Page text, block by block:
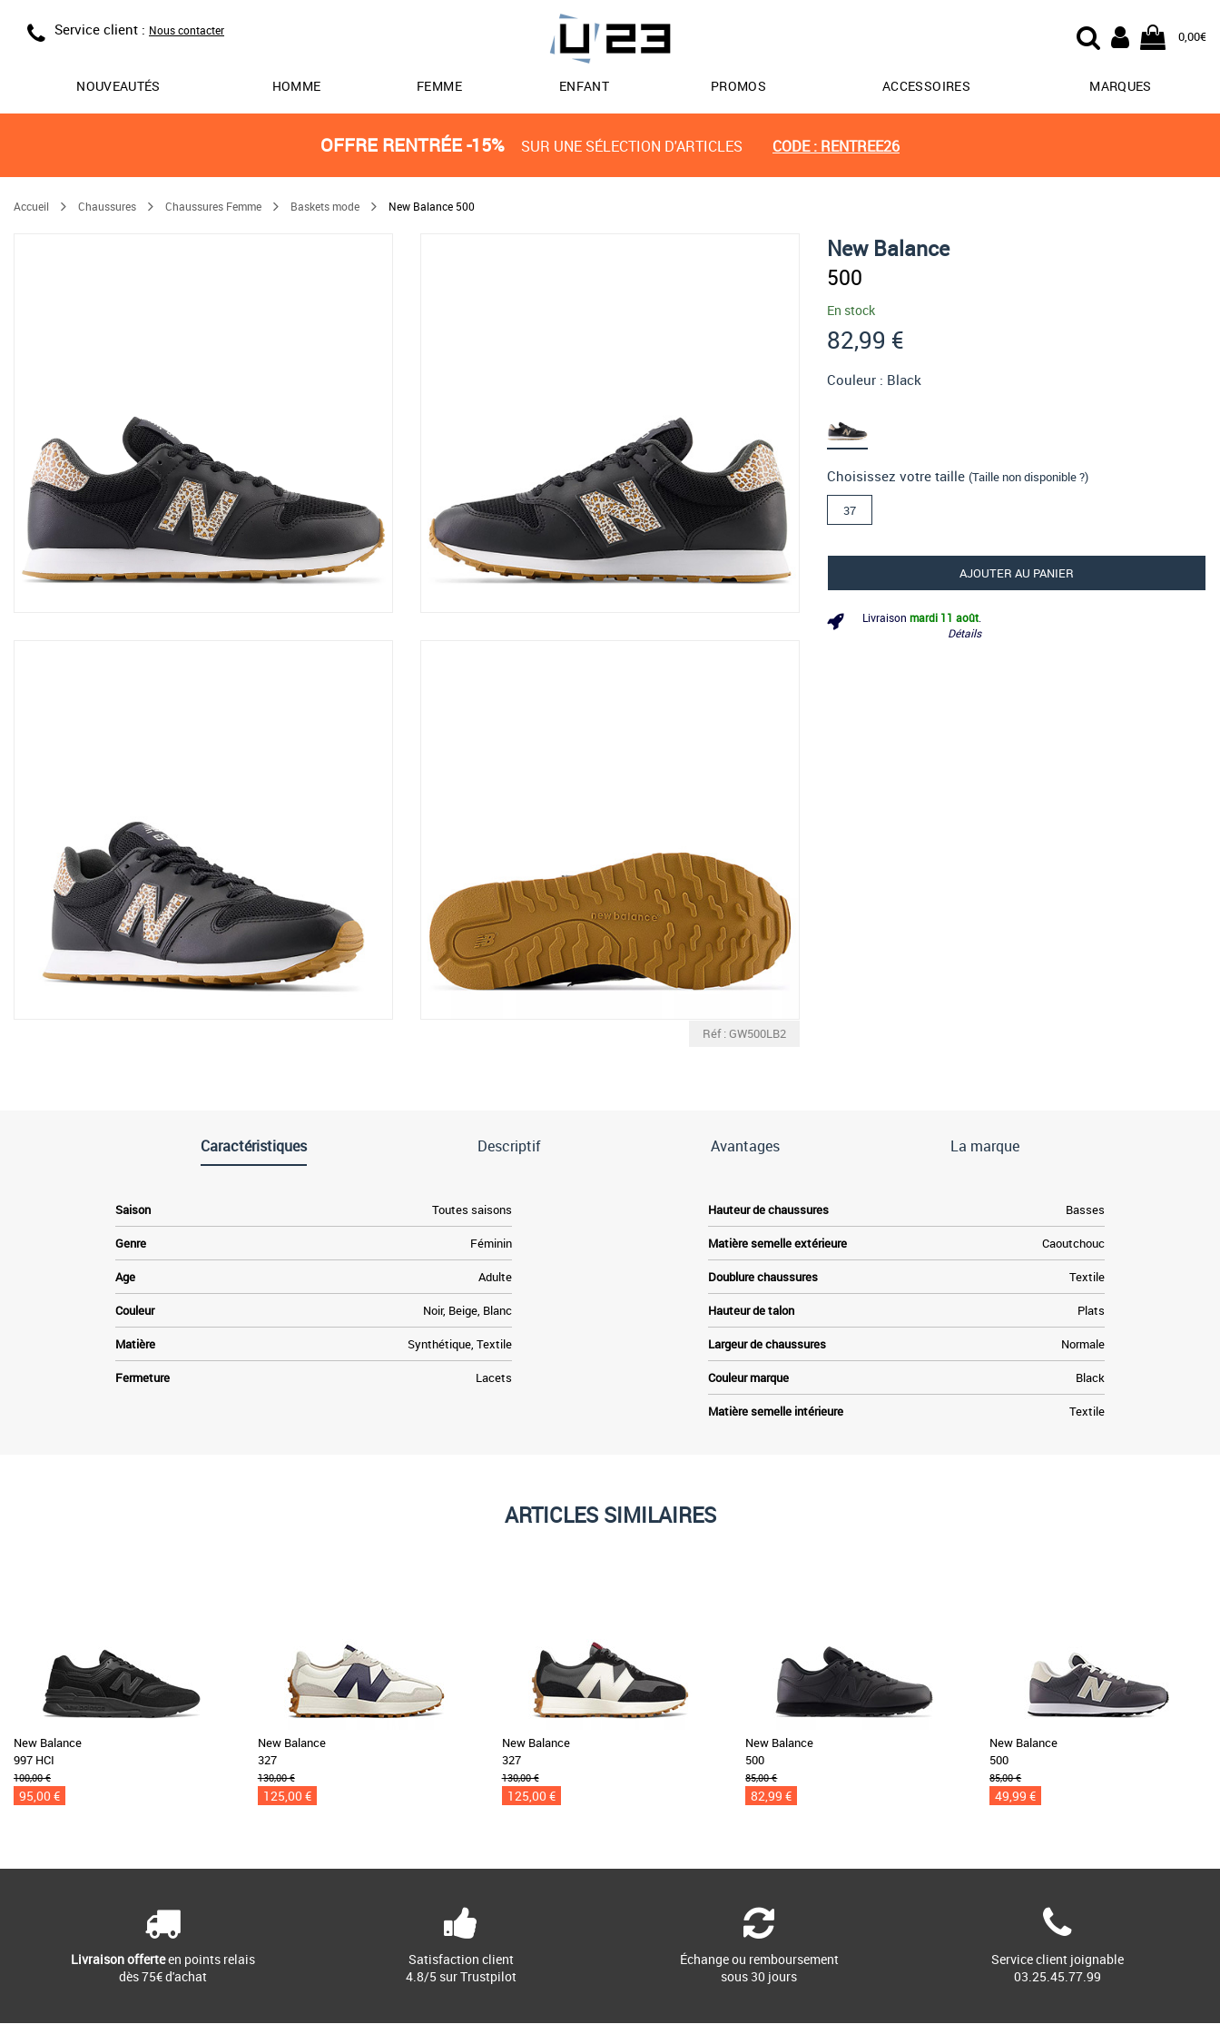
Service client : Nous contacter 0,00€
NOUVEAUTÉS HOMME FEMME ENFANT PROMOS ACCESSOIRES MARQUES
OFFRE RENTRÉE -15% SUR UNE SÉLECTION D'ARTICLES CODE : RENTREE26
Accueil Chaussures Chaussures Femme Baskets mode New Balance 500
Réf : GW500LB2
New Balance
500
En stock
82,99 €
Couleur : Black
Choisissez votre taille (Taille non disponible ?)
37
AJOUTER AU PANIER
Livraison mardi 11 août
Détails
Caractéristiques Descriptif Avantages La marque
Saison Toutes saisons
Genre Féminin
Age Adulte
Couleur Noir, Beige, Blanc
Matière Synthétique, Textile
Fermeture Lacets
Hauteur de chaussures Basses
Matière semelle extérieure Caoutchouc
Doublure chaussures Textile
Hauteur de talon Plats
Largeur de chaussures Normale
Couleur marque Black
Matière semelle intérieure Textile
ARTICLES SIMILAIRES
New Balance
997 HCI
100,00 €
95,00 €
New Balance
327
130,00 €
125,00 €
New Balance
327
130,00 €
125,00 €
New Balance
500
85,00 €
82,99 €
New Balance
500
85,00 €
49,99 €
Livraison offerteen points relais
dès 75€ d'achat
Satisfaction client
4.8/5 sur Trustpilot
Échange ou remboursement
sous 30 jours
Service client joignable
03.25.45.77.99